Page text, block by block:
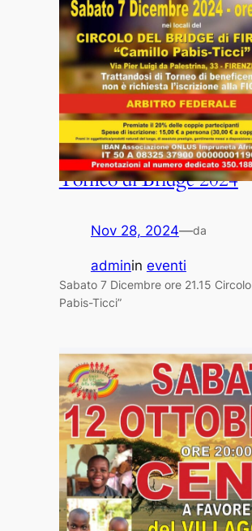
Torneo di Bridge 2024
Nov 28, 2024—da
adminin eventi
Sabato 7 Dicembre ore 21.15 Circolo
Pabis-Ticci”